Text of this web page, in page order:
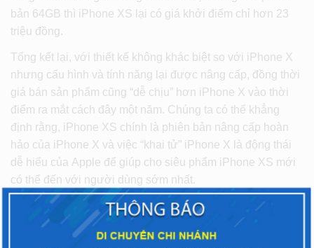
bản 64GB thì iPhone XS lại có giá khởi điểm chỉ hơn 23
triệu đồng.
Tổng kết lại, với t hiết kế không khác biệt so với iPhone X
nhưng cấu hình và tính năng lại được nâng cấp, đồng thời
giá bán sản phẩm cũng “dễ chịu” hơn iPhone X vào thời
điểm ra mắt cách đây một năm. Chúng ta có thể khẳng
định rằng, iPhone XS chính là phiên bản nâng cấp hoàn
hảo của iPhone X và việc “khai tử” iPhone X là động thái
dễ hiểu của Apple để giúp cho siêu phẩm iPhone XS mới
có thể đến với người dùng sớm nhất.
CHIA SẺ